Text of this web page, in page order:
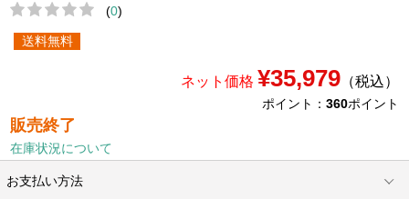
(0)
送料無料
ネット価格 ¥35,979（税込）
ポイント： 360ポイント
販売終了
在庫状況について
お支払い方法